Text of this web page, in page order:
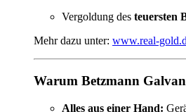
Vergoldung des teuersten
Mehr dazu unter: www.real-
Warum Betzmann
Alles aus einer Hand: